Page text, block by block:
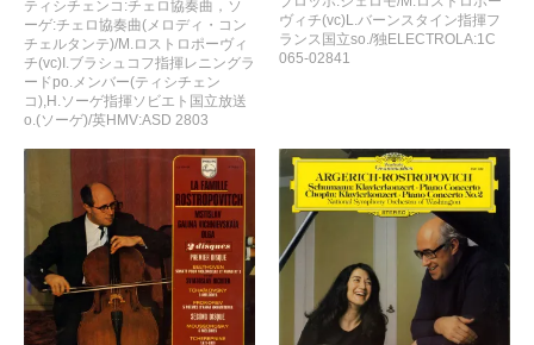
ティシチェンコ:チェロ協奏曲，ソ
ーゲ:チェロ協奏曲(メロディ・コン
チェルタンテ)/M.ロストロポーヴィ
チ(vc)I.ブラシュコフ指揮レニングラ
ードpo.メンバー(ティシチェン
コ),H.ソーゲ指揮ソビエト国立放送
o.(ソーゲ)/英HMV:ASD 2803
ヴィチ(vc)L.バーンスタイン指揮フ
ランス国立so./独ELECTROLA:1C
065-02841